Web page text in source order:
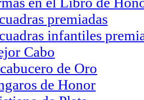
premiadas
infantiles
Cabo
de Oro
de Honor